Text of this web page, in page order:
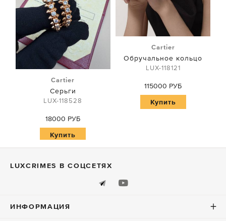
Cartier
Серьги
LUX-118528
18000 РУБ
Купить
Cartier
Обручальное кольцо
LUX-118121
115000 РУБ
Купить
LUXСRIMES В СОЦСЕТЯХ
ИНФОРМАЦИЯ